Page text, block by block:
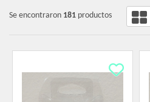
Se encontraron 181 productos